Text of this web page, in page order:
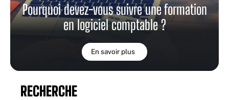
Pourquoi devez-vous suivre une formation
en logiciel comptable ?
En savoir plus
RECHERCHE